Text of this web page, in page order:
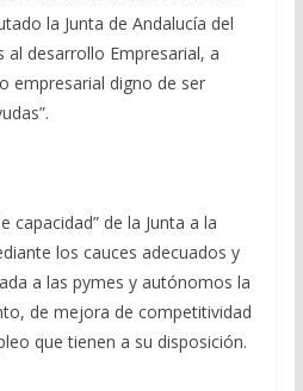
la Junta de Andalucía del
al desarrollo Empresarial, a
empresarial digno de ser
capacidad” de la Junta a la
los cauces adecuados y
a las pymes y autónomos la
de mejora de competitividad
que tienen a su disposición.